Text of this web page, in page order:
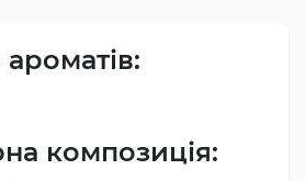
композиція: